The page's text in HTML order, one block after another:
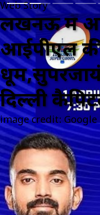
Web Story
लखनऊ में
आईपीएल
दिल्ली
image credit: Google